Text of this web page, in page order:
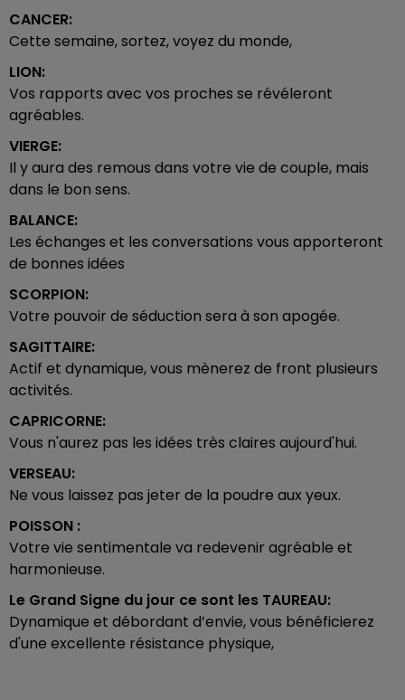
CANCER:
Cette semaine, sortez, voyez du monde,
LION:
Vos rapports avec vos proches se révéleront
agréables.
VIERGE:
Il y aura des remous dans votre vie de couple, mais
dans le bon sens.
BALANCE:
Les échanges et les conversations vous apporteront
de bonnes idées
SCORPION:
Votre pouvoir de séduction sera à son apogée.
SAGITTAIRE:
Actif et dynamique, vous mènerez de front plusieurs
activités.
CAPRICORNE:
Vous n'aurez pas les idées très claires aujourd'hui.
VERSEAU:
Ne vous laissez pas jeter de la poudre aux yeux.
POISSON :
Votre vie sentimentale va redevenir agréable et
harmonieuse.
Le Grand Signe du jour ce sont les TAUREAU:
Dynamique et débordant d’envie, vous bénéficierez
d'une excellente résistance physique,